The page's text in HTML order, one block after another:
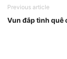
Previous article
Vun đắp tình quê